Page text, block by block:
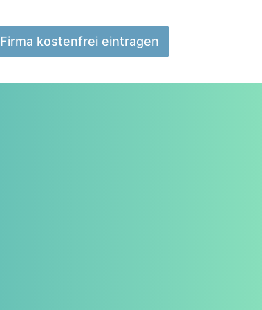
Firma kostenfrei eintragen